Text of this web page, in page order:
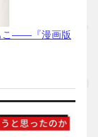
こ――『漫画版